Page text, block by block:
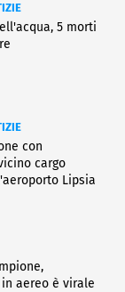
5 morti
con
cargo
Lipsia
aereo è virale